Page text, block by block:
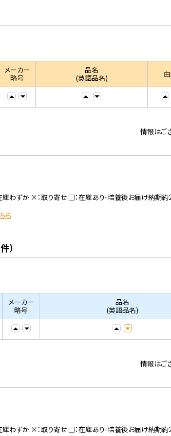
メーカー
略号
品名
(英語品名)
情報はご
わずか ×：取り寄せ □：在庫あり-培養後お届け納期約2
ら
）
メーカー
略号
品名
(英語品名)
情報はご
わずか ×：取り寄せ □：在庫あり-培養後お届け納期約2